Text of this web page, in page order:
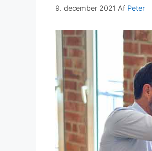
9. december 2021 Af Peter